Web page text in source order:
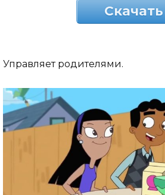
Скачать
Управляет родителями.